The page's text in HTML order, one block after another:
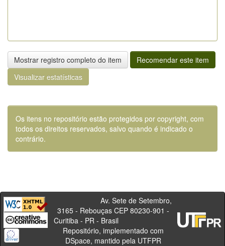
Mostrar registro completo do item
Recomendar este item
Visualizar estatísticas
Os itens no repositório estão protegidos por copyright, com
todos os direitos reservados, salvo quando é indicado o
contrário.
Av. Sete de Setembro,
3165 - Rebouças CEP 80230-901 -
Curitiba - PR - Brasil
Repositório, implementado com
DSpace, mantido pela UTFPR